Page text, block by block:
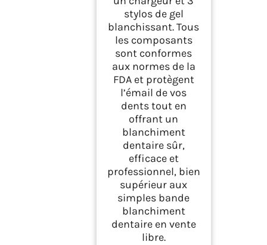
stylos de gel
blanchissant. Tous
les composants
sont conformes
aux normes de la
FDA et protègent
l’émail de vos
dents tout en
offrant un
blanchiment
dentaire sûr,
efficace et
professionnel, bien
supérieur aux
simples bande
blanchiment
dentaire en vente
libre.